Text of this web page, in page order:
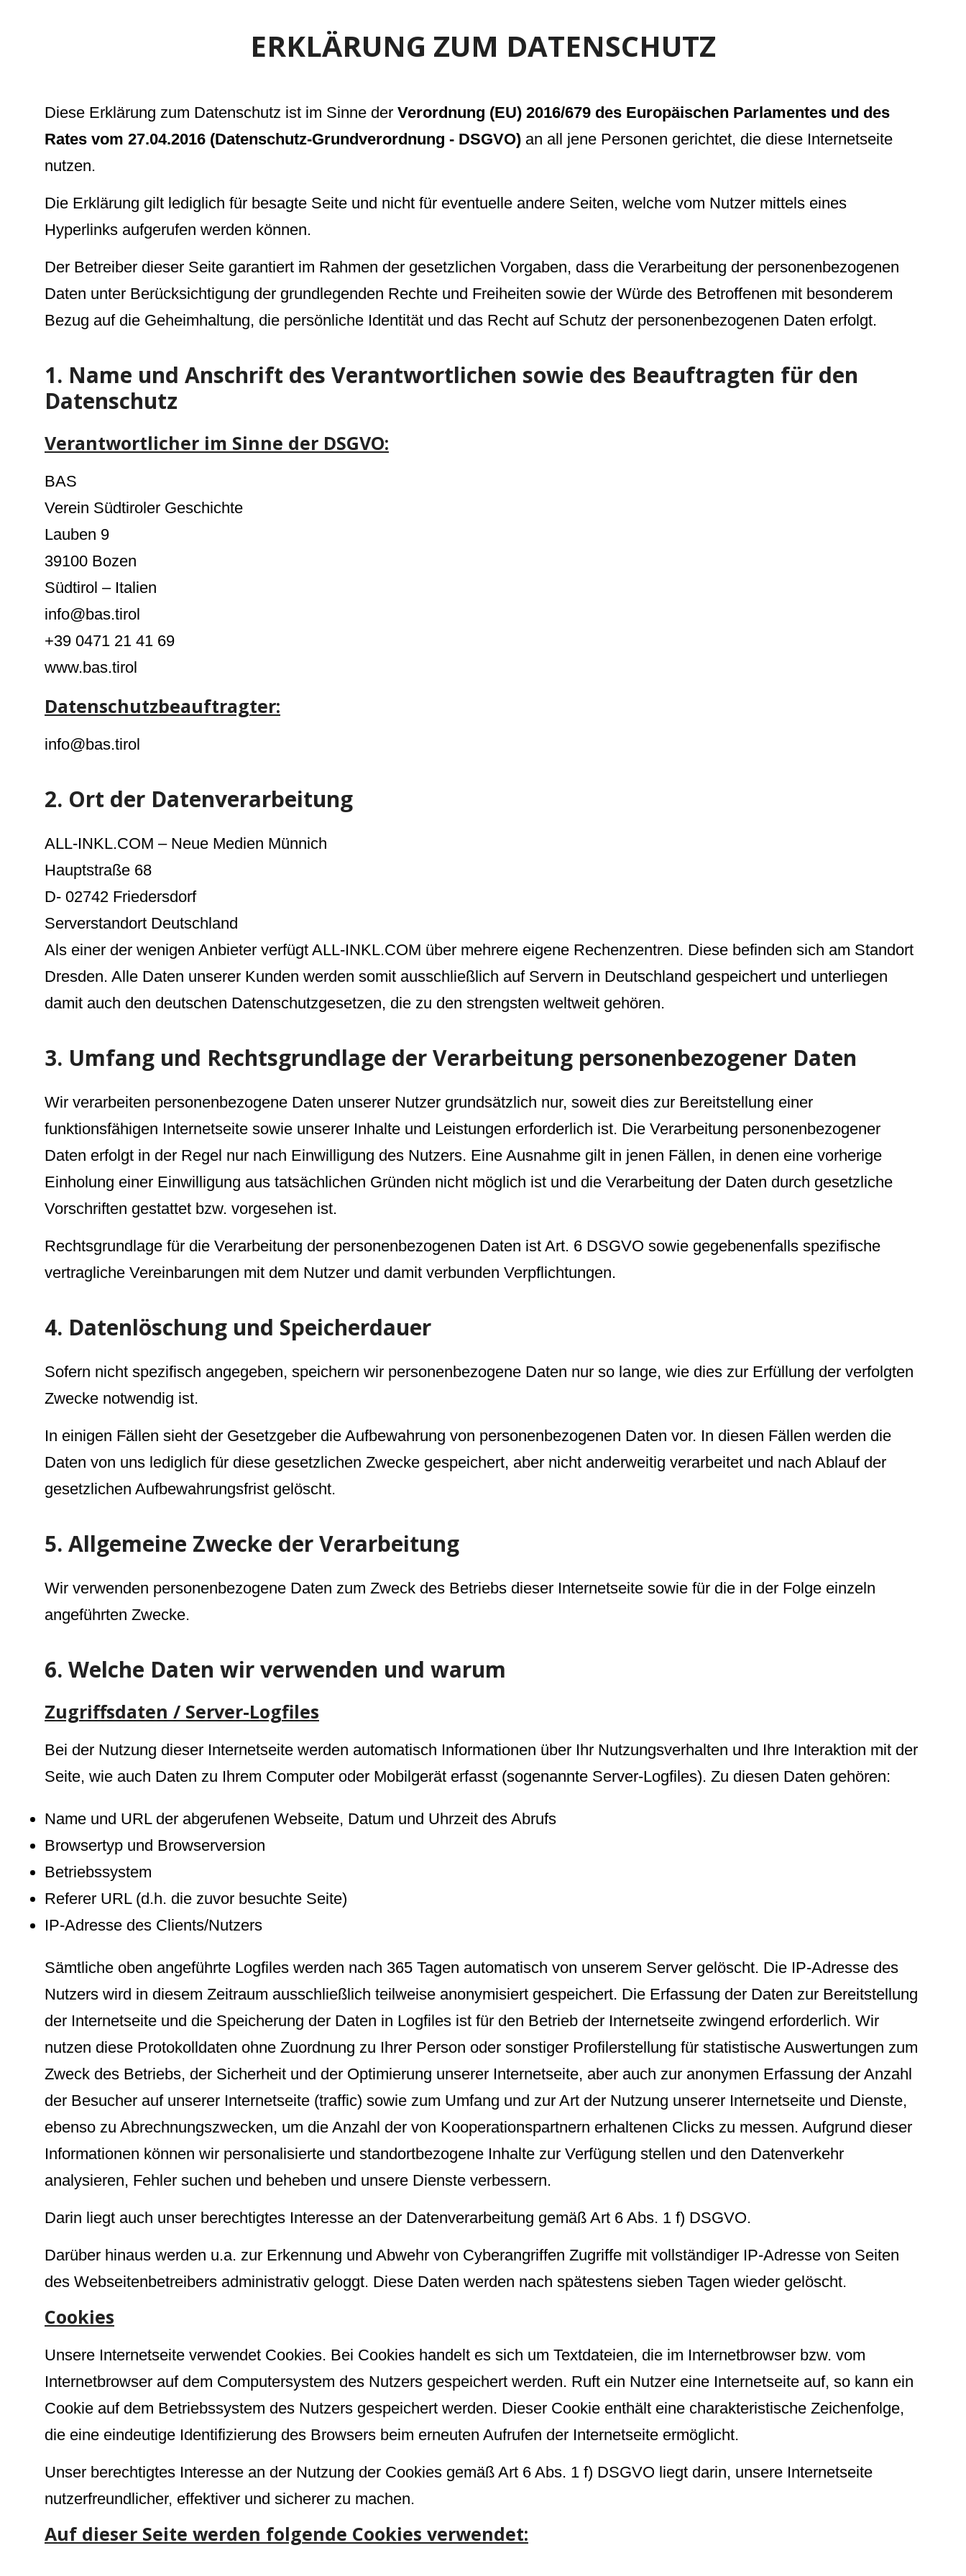
ERKLÄRUNG ZUM DATENSCHUTZ
Diese Erklärung zum Datenschutz ist im Sinne der Verordnung (EU) 2016/679 des Europäischen Parlamentes und des
Rates vom 27.04.2016 (Datenschutz-Grundverordnung - DSGVO) an all jene Personen gerichtet, die diese Internetseite
nutzen.
Die Erklärung gilt lediglich für besagte Seite und nicht für eventuelle andere Seiten, welche vom Nutzer mittels eines
Hyperlinks aufgerufen werden können.
Der Betreiber dieser Seite garantiert im Rahmen der gesetzlichen Vorgaben, dass die Verarbeitung der personenbezogenen
Daten unter Berücksichtigung der grundlegenden Rechte und Freiheiten sowie der Würde des Betroffenen mit besonderem
Bezug auf die Geheimhaltung, die persönliche Identität und das Recht auf Schutz der personenbezogenen Daten erfolgt.
1. Name und Anschrift des Verantwortlichen sowie des Beauftragten für den
Datenschutz
Verantwortlicher im Sinne der DSGVO:
BAS
Verein Südtiroler Geschichte
Lauben 9
39100 Bozen
Südtirol – Italien
info@bas.tirol
+39 0471 21 41 69
www.bas.tirol
Datenschutzbeauftragter:
info@bas.tirol
2. Ort der Datenverarbeitung
ALL-INKL.COM – Neue Medien Münnich
Hauptstraße 68
D- 02742 Friedersdorf
Serverstandort Deutschland
Als einer der wenigen Anbieter verfügt ALL-INKL.COM über mehrere eigene Rechenzentren. Diese befinden sich am Standort
Dresden. Alle Daten unserer Kunden werden somit ausschließlich auf Servern in Deutschland gespeichert und unterliegen
damit auch den deutschen Datenschutzgesetzen, die zu den strengsten weltweit gehören.
3. Umfang und Rechtsgrundlage der Verarbeitung personenbezogener Daten
Wir verarbeiten personenbezogene Daten unserer Nutzer grundsätzlich nur, soweit dies zur Bereitstellung einer
funktionsfähigen Internetseite sowie unserer Inhalte und Leistungen erforderlich ist. Die Verarbeitung personenbezogener
Daten erfolgt in der Regel nur nach Einwilligung des Nutzers. Eine Ausnahme gilt in jenen Fällen, in denen eine vorherige
Einholung einer Einwilligung aus tatsächlichen Gründen nicht möglich ist und die Verarbeitung der Daten durch gesetzliche
Vorschriften gestattet bzw. vorgesehen ist.
Rechtsgrundlage für die Verarbeitung der personenbezogenen Daten ist Art. 6 DSGVO sowie gegebenenfalls spezifische
vertragliche Vereinbarungen mit dem Nutzer und damit verbunden Verpflichtungen.
4. Datenlöschung und Speicherdauer
Sofern nicht spezifisch angegeben, speichern wir personenbezogene Daten nur so lange, wie dies zur Erfüllung der verfolgten
Zwecke notwendig ist.
In einigen Fällen sieht der Gesetzgeber die Aufbewahrung von personenbezogenen Daten vor. In diesen Fällen werden die
Daten von uns lediglich für diese gesetzlichen Zwecke gespeichert, aber nicht anderweitig verarbeitet und nach Ablauf der
gesetzlichen Aufbewahrungsfrist gelöscht.
5. Allgemeine Zwecke der Verarbeitung
Wir verwenden personenbezogene Daten zum Zweck des Betriebs dieser Internetseite sowie für die in der Folge einzeln
angeführten Zwecke.
6. Welche Daten wir verwenden und warum
Zugriffsdaten / Server-Logfiles
Bei der Nutzung dieser Internetseite werden automatisch Informationen über Ihr Nutzungsverhalten und Ihre Interaktion mit der
Seite, wie auch Daten zu Ihrem Computer oder Mobilgerät erfasst (sogenannte Server-Logfiles). Zu diesen Daten gehören:
Name und URL der abgerufenen Webseite, Datum und Uhrzeit des Abrufs
Browsertyp und Browserversion
Betriebssystem
Referer URL (d.h. die zuvor besuchte Seite)
IP-Adresse des Clients/Nutzers
Sämtliche oben angeführte Logfiles werden nach 365 Tagen automatisch von unserem Server gelöscht. Die IP-Adresse des
Nutzers wird in diesem Zeitraum ausschließlich teilweise anonymisiert gespeichert. Die Erfassung der Daten zur Bereitstellung
der Internetseite und die Speicherung der Daten in Logfiles ist für den Betrieb der Internetseite zwingend erforderlich. Wir
nutzen diese Protokolldaten ohne Zuordnung zu Ihrer Person oder sonstiger Profilerstellung für statistische Auswertungen zum
Zweck des Betriebs, der Sicherheit und der Optimierung unserer Internetseite, aber auch zur anonymen Erfassung der Anzahl
der Besucher auf unserer Internetseite (traffic) sowie zum Umfang und zur Art der Nutzung unserer Internetseite und Dienste,
ebenso zu Abrechnungszwecken, um die Anzahl der von Kooperationspartnern erhaltenen Clicks zu messen. Aufgrund dieser
Informationen können wir personalisierte und standortbezogene Inhalte zur Verfügung stellen und den Datenverkehr
analysieren, Fehler suchen und beheben und unsere Dienste verbessern.
Darin liegt auch unser berechtigtes Interesse an der Datenverarbeitung gemäß Art 6 Abs. 1 f) DSGVO.
Darüber hinaus werden u.a. zur Erkennung und Abwehr von Cyberangriffen Zugriffe mit vollständiger IP-Adresse von Seiten
des Webseitenbetreibers administrativ geloggt. Diese Daten werden nach spätestens sieben Tagen wieder gelöscht.
Cookies
Unsere Internetseite verwendet Cookies. Bei Cookies handelt es sich um Textdateien, die im Internetbrowser bzw. vom
Internetbrowser auf dem Computersystem des Nutzers gespeichert werden. Ruft ein Nutzer eine Internetseite auf, so kann ein
Cookie auf dem Betriebssystem des Nutzers gespeichert werden. Dieser Cookie enthält eine charakteristische Zeichenfolge,
die eine eindeutige Identifizierung des Browsers beim erneuten Aufrufen der Internetseite ermöglicht.
Unser berechtigtes Interesse an der Nutzung der Cookies gemäß Art 6 Abs. 1 f) DSGVO liegt darin, unsere Internetseite
nutzerfreundlicher, effektiver und sicherer zu machen.
Auf dieser Seite werden folgende Cookies verwendet: